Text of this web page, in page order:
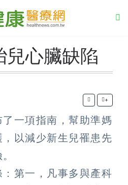
兒心臟缺陷
+
一項指南，幫助準媽
以減少新生兒罹患先
第一，凡事多與產科